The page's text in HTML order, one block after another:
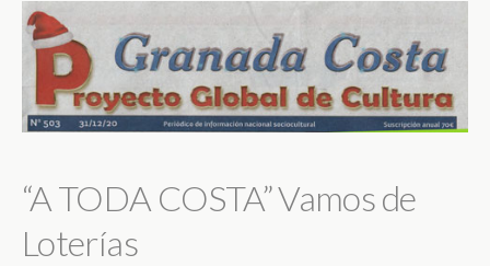
“A TODA COSTA” Vamos de
Loterías